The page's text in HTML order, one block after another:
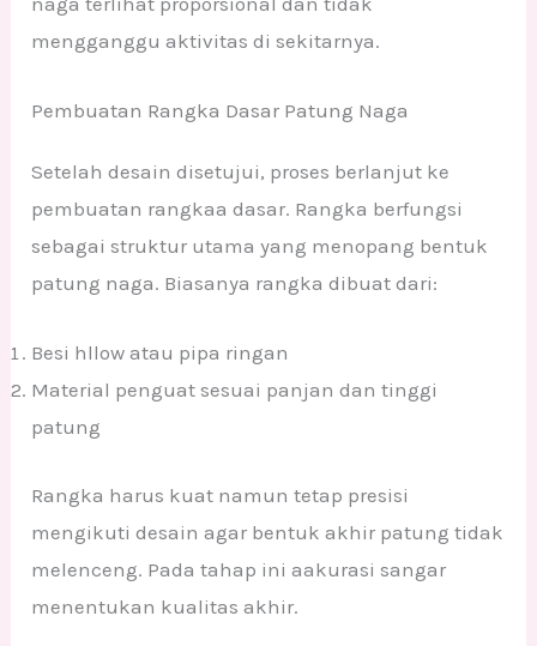
mengganggu aktivitas di sekitarnya.
Pembuatan Rangka Dasar Patung Naga
Setelah desain disetujui, proses berlanjut ke
pembuatan rangkaa dasar. Rangka berfungsi
sebagai struktur utama yang menopang bentuk
patung naga. Biasanya rangka dibuat dari:
Besi hllow atau pipa ringan
Material penguat sesuai panjan dan tinggi
patung
Rangka harus kuat namun tetap presisi
mengikuti desain agar bentuk akhir patung tidak
melenceng. Pada tahap ini aakurasi sangar
menentukan kualitas akhir.